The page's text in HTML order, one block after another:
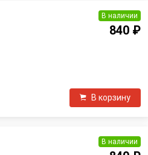
В наличии
840 ₽
В корзину
В наличии